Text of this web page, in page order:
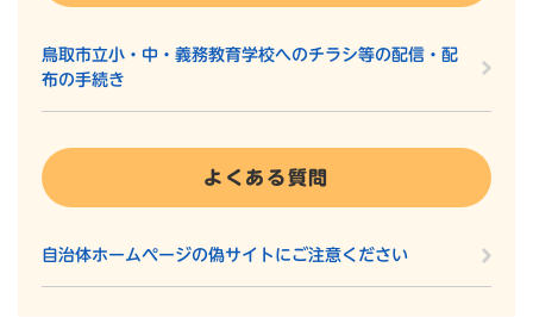
鳥取市立小・中・義務教育学校へのチラシ等の配信・配
布の手続き
よくある質問
自治体ホームページの偽サイトにご注意ください